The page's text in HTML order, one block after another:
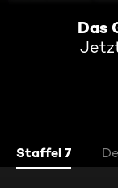
Das
Staffel 7